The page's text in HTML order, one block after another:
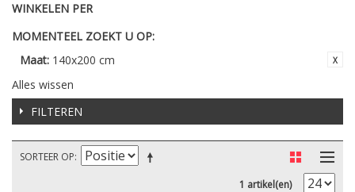
WINKELEN PER
MOMENTEEL ZOEKT U OP:
Maat: 140x200 cm
Alles wissen
FILTEREN
SORTEER OP
1 artikel(en)